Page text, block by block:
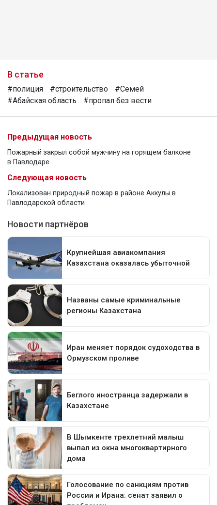
В статье
#полиция #строительство
#Семей
#Абайская область
#пропал без вести
Предыдущая новость
Пожарный закрыл собой мужчину на горящем балконе
в Павлодаре
Следующая новость
Локализован природный пожар в районе Аккулы в
Павлодарской области